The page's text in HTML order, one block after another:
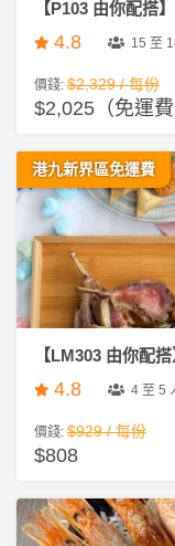
【P103 由你配搭
4.8 15 至
價錢: $2,329 / 每份
$2,025（免運費
港九新界區免運費
【LM303 由你配
4.8 4 至 5
價錢: $929 / 每份
$808